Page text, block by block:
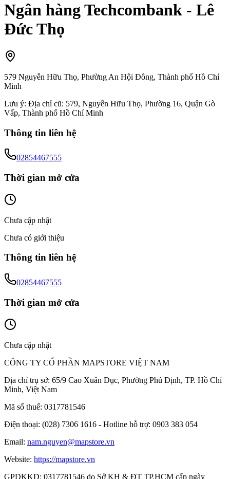
Ngân hàng Techcombank - Lê
Đức Thọ
579 Nguyễn Hữu Thọ, Phường An Hội Đông, Thành phố Hồ Chí
Minh
Lưu ý: Địa chỉ cũ: 579, Nguyễn Hữu Thọ, Phường 16, Quận Gò
Vấp, Thành phố Hồ Chí Minh
Thông tin liên hệ
02854467555
Thời gian mở cửa
Chưa cập nhật
Chưa có giới thiệu
Thông tin liên hệ
02854467555
Thời gian mở cửa
Chưa cập nhật
CÔNG TY CỔ PHẦN MAPSTORE VIỆT NAM
Địa chỉ trụ sở: 65/9 Cao Xuân Dục, Phường Phú Định, TP. Hồ Chí
Minh, Việt Nam
Mã số thuế: 0317781546
Điện thoại: (028) 7306 1616 - Hotline hỗ trợ: 0903 383 054
Email: nam.nguyen@mapstore.vn
Website: https://mapstore.vn
GPDKKD: 0317781546 do Sở KH & ĐT TP.HCM cấp ngày